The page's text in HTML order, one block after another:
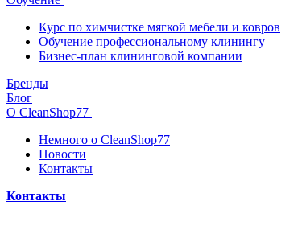
Курс по химчистке мягкой мебели и ковров
Обучение профессиональному клинингу
Бизнес-план клининговой компании
Бренды
Блог
О CleanShop77
Немного о CleanShop77
Новости
Контакты
Контакты